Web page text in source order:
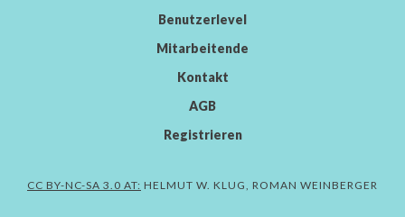
Benutzerlevel
Mitarbeitende
Kontakt
AGB
Registrieren
CC BY-NC-SA 3.0 AT: HELMUT W. KLUG, ROMAN WEINBERGER